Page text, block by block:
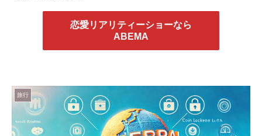
恋愛リアリティーショーなら
ABEMA
旅行